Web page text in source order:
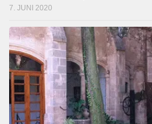
7. JUNI 2020